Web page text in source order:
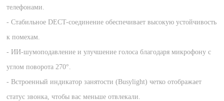
телефонами.
- Стабильное DECT-соединение обеспечивает высокую устойчивость
к помехам.
- ИИ-шумоподавление и улучшение голоса благодаря микрофону с
углом поворота 270°.
- Встроенный индикатор занятости (Busylight) четко отображает
статус звонка, чтобы вас меньше отвлекали.